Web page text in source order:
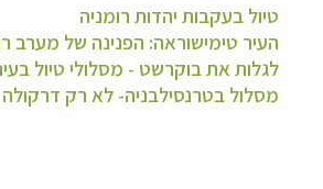
טיול בעקבות יהדות רומניה
העיר טימישוראה: הפנינה של מערב
לגלות את בוקרשט - מסלולי טיול
מסלול בטרנסילבניה- לא רק דרקולה